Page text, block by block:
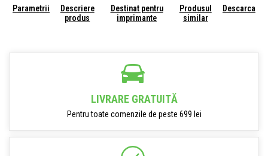
Parametrii
Descriere
produs
Destinat pentru
imprimante
Produsul
similar
Descarca
LIVRARE GRATUITĂ
Pentru toate comenzile de peste 699 lei